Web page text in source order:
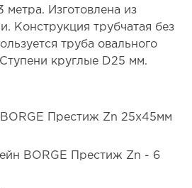
метра. Изготовлена из
Конструкция трубчатая без
труба овального
круглые D25 мм.
Престиж Zn 25х45мм
BORGE Престиж Zn - 6